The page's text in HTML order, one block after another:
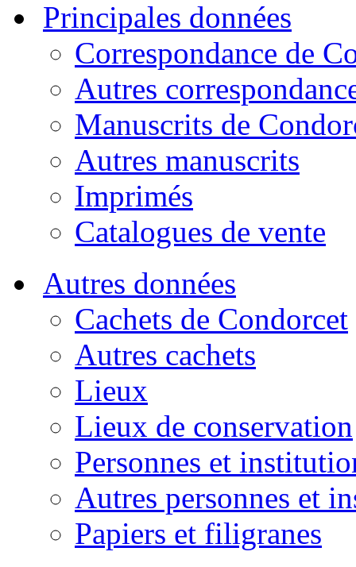
Principales données
Correspondance de
Autres
Manuscrits de
Autres manuscrits
Imprimés
Catalogues de vente
Autres données
Cachets de Condorcet
Autres cachets
Lieux
Lieux de conservation
Personnes et
Autres personnes et
Papiers et filigranes